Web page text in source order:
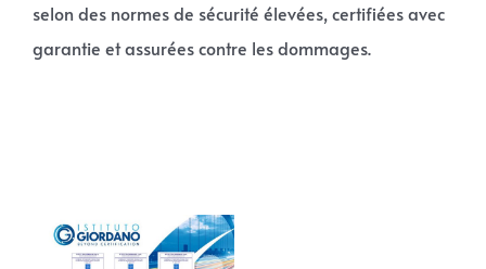
selon des normes de sécurité élevées, certifiées avec
garantie et assurées contre les dommages.